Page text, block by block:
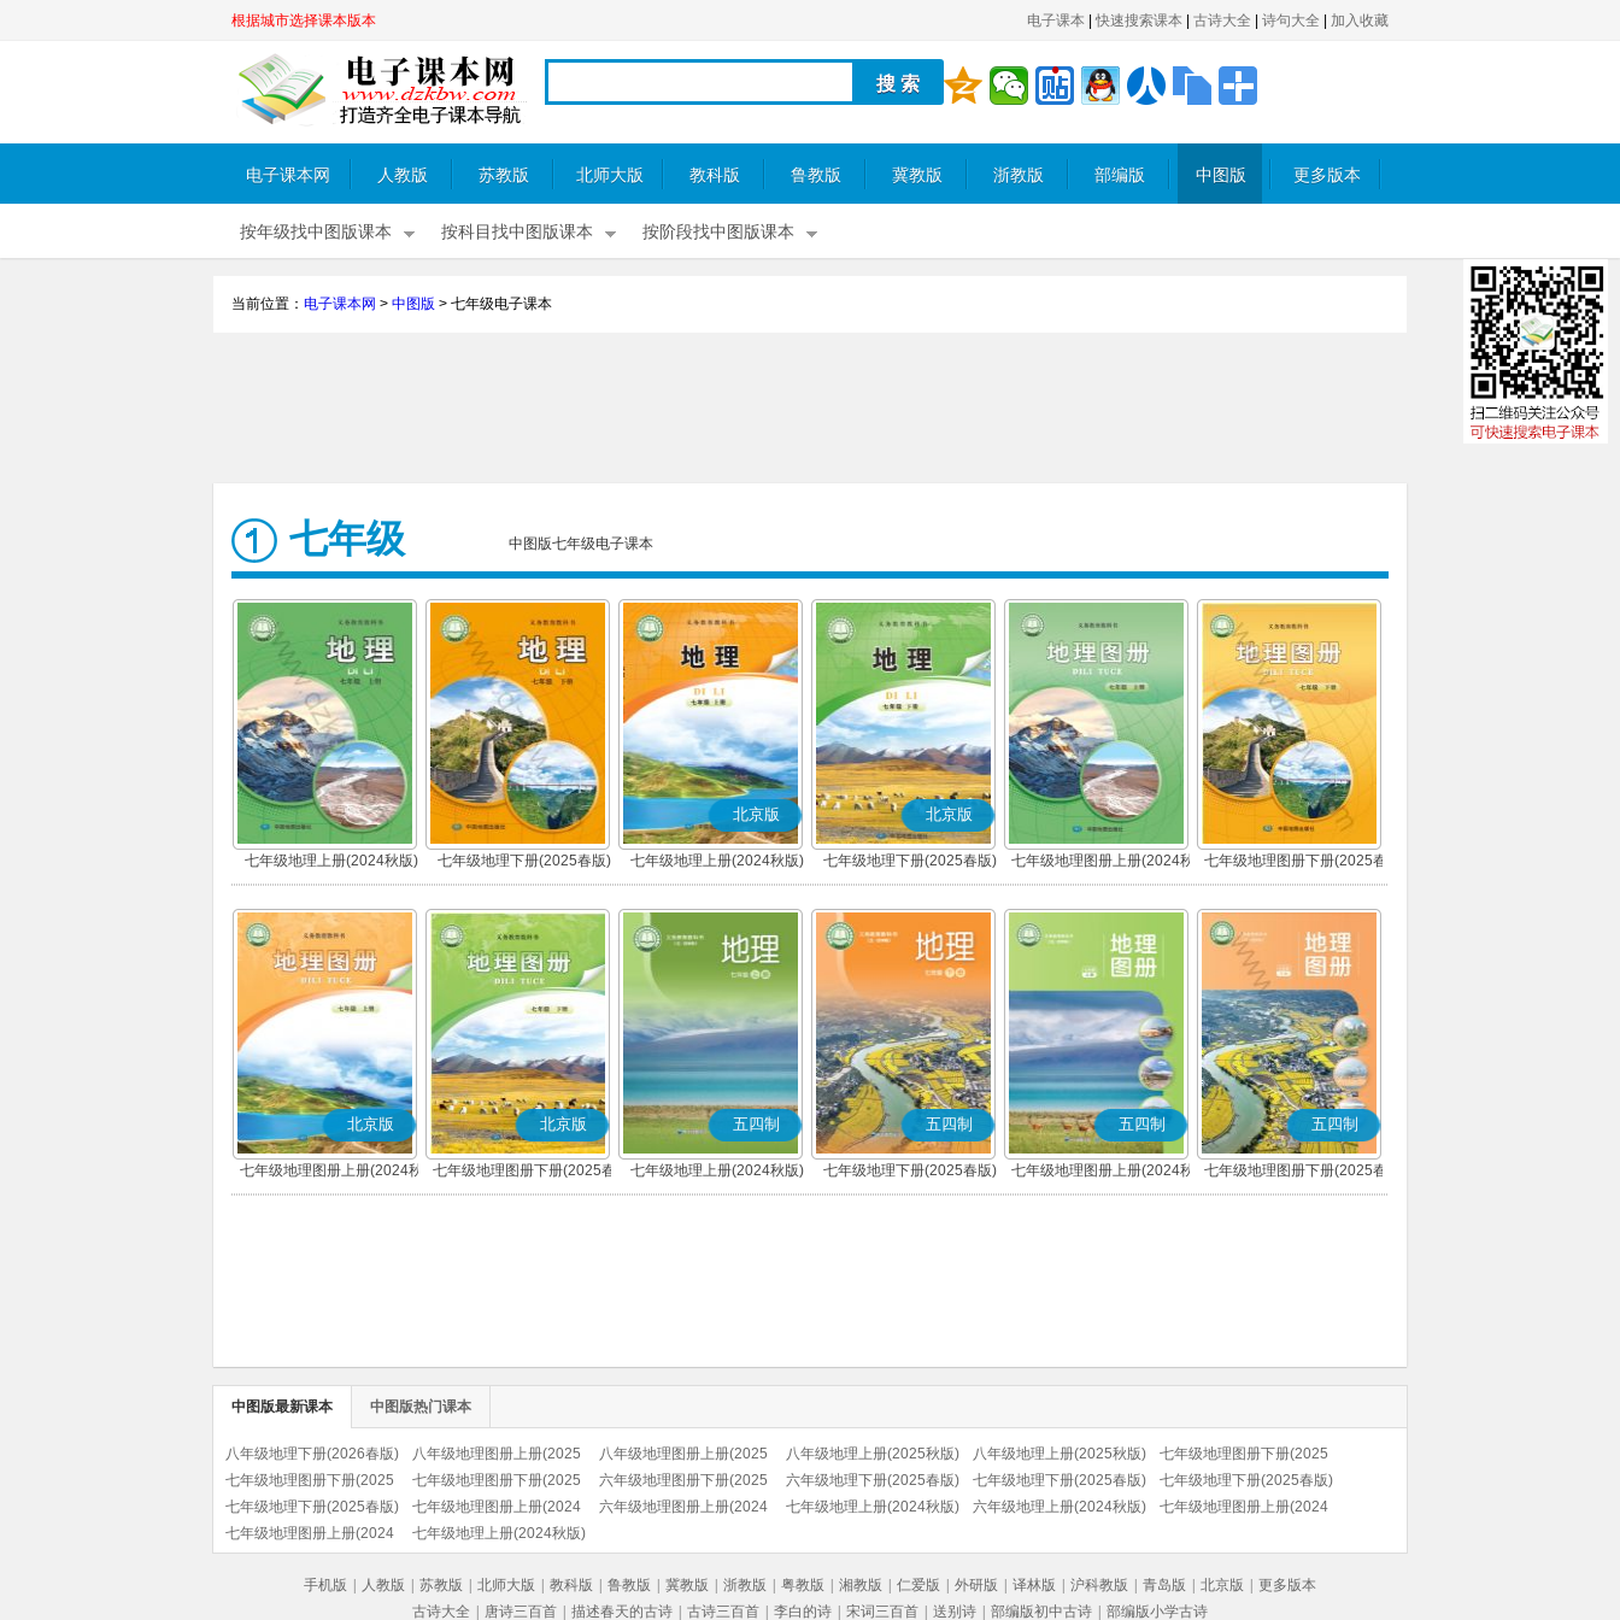
根据城市选择课本版本 电子课本 快速搜索课本 古诗大全 诗句大全 加入收藏
电子课本网 人教版 苏教版 北师大版 教科版 鲁教版 冀教版 浙教版 部编版 中图版 更多版本
按年级找中图版课本 按科目找中图版课本 按阶段找中图版课本
当前位置： 电子课本网 > 中图版 > 七年级电子课本
七年级 中图版七年级电子课本
七年级地理上册(2024秋版) 七年级地理下册(2025春版)
北京版
七年级地理上册(2024秋版)
(北京版)
北京版
七年级地理下册(2025春版)
(北京版)
七年级地理图册上册(2024秋
版)
七年级地理图册下册(2025春
版)
北京版
七年级地理图册上册(2024秋
版)(北京版)
北京版
七年级地理图册下册(2025春
版)(北京版)
五四制
七年级地理上册(2024秋版)
五四制
七年级地理下册(2025春版)
五四制
七年级地理图册上册(2024秋
版)
五四制
七年级地理图册下册(2025春
版)
中图版最新课本 中图版热门课本
八年级地理下册(2026春版)
八年级地理图册上册(2025
秋版)(北京版)
八年级地理图册上册(2025
秋版)
八年级地理上册(2025秋版)
(北京版)
八年级地理上册(2025秋版)
七年级地理图册下册(2025
春版)
七年级地理图册下册(2025
春版)(北京版)
七年级地理图册下册(2025
春版)
六年级地理图册下册(2025
春版)
六年级地理下册(2025春版) 七年级地理下册(2025春版)
七年级地理下册(2025春版)
(北京版)
七年级地理下册(2025春版)
七年级地理图册上册(2024
秋版)
六年级地理图册上册(2024
七年级地理上册(2024秋版) 六年级地理上册(2024秋版)
七年级地理图册上册(2024
七年级地理图册上册(2024
七年级地理上册(2024秋版)
手机版
人教版 苏教版 北师大版 教科版 鲁教版 冀教版 浙教版 粤教版 湘教版 仁爱版 外研版 译林版 沪科教版 青岛版 北京版
更多版本
古诗大全
唐诗三百首 描述春天的古诗 古诗三百首 李白的诗 宋词三百首 送别诗 部编版初中古诗 部编版小学古诗